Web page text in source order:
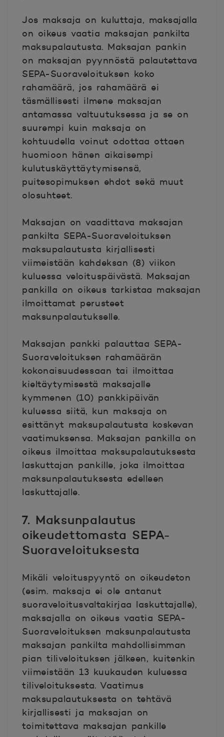
Jos maksaja on kuluttaja, maksajalla
on oikeus vaatia maksajan pankilta
maksupalautusta. Maksajan pankin
on maksajan pyynnöstä palautettava
SEPA-Suoraveloituksen koko
rahamäärä, jos rahamäärä ei
täsmällisesti ilmene maksajan
antamassa valtuutuksessa ja se on
suurempi kuin maksaja on
kohtuudella voinut odottaa ottaen
huomioon hänen aikaisempi
kulutuskäyttäytymisensä,
puitesopimuksen ehdot sekä muut
olosuhteet.
Maksajan on vaadittava maksajan
pankilta SEPA-Suoraveloituksen
maksupalautusta kirjallisesti
viimeistään kahdeksan (8) viikon
kuluessa veloituspäivästä. Maksajan
pankilla on oikeus tarkistaa maksajan
ilmoittamat perusteet
maksunpalautukselle.
Maksajan pankki palauttaa SEPA-
Suoraveloituksen rahamäärän
kokonaisuudessaan tai ilmoittaa
kieltäytymisestä maksajalle
kymmenen (10) pankkipäivän
kuluessa siitä, kun maksaja on
esittänyt maksupalautusta koskevan
vaatimuksensa. Maksajan pankilla on
oikeus ilmoittaa maksupalautuksesta
laskuttajan pankille, joka ilmoittaa
maksunpalautuksesta edelleen
laskuttajalle.
7. Maksunpalautus
oikeudettomasta SEPA-
Suoraveloituksesta
Mikäli veloituspyyntö on oikeudeton
(esim. maksaja ei ole antanut
suoraveloitusvaltakirjaa laskuttajalle),
maksajalla on oikeus vaatia SEPA-
Suoraveloituksen maksunpalautusta
maksajan pankilta mahdollisimman
pian tiliveloituksen jälkeen, kuitenkin
viimeistään 13 kuukauden kuluessa
tiliveloituksesta. Vaatimus
maksupalautuksesta on tehtävä
kirjallisesti ja maksajan on
toimitettava maksajan pankille